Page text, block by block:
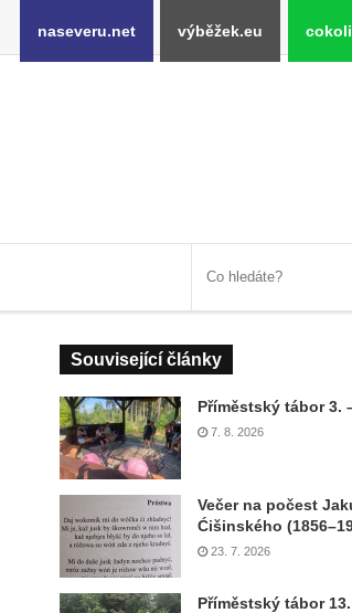
naseveru.net výběžek.eu
Související články
Příměstský tábor 3.
7. 8. 2026
Večer na počest
Ćišinského
23. 7. 2026
Příměstský tábor 13.